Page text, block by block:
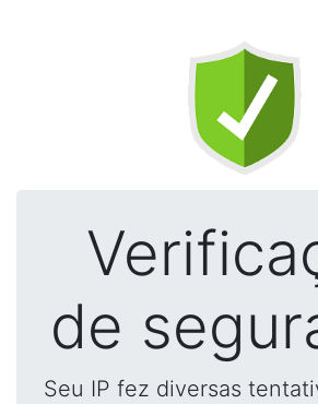
de
Seu IP fez diversas